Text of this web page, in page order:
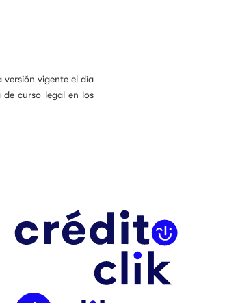
versión vigente el día
de curso legal en los